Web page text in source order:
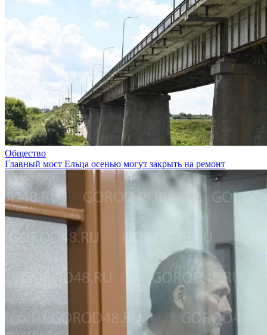
Общество
Главный мост Ельца осенью могут закрыть на ремонт